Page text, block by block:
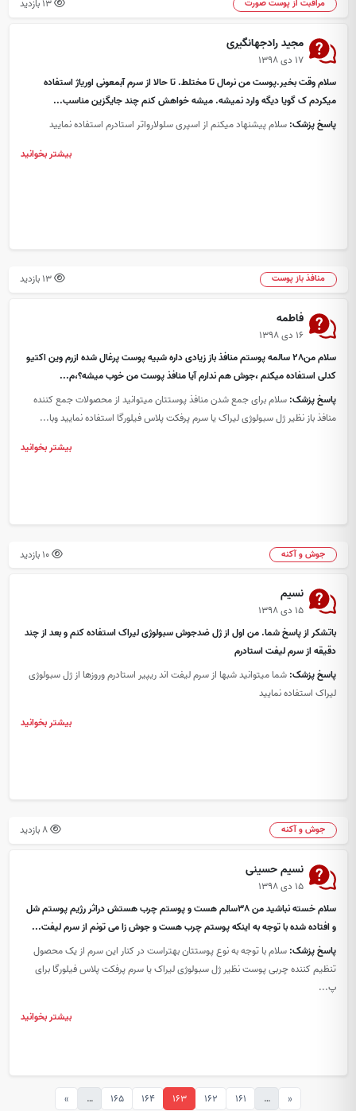
مراقبت از پوست صورت 13 بازدید
مجید رادجهانگیری
۱۷ دی ۱۳۹۸
سلام وقت بخیر.پوست من نرمال تا مختلط. تا حالا از سرم آبمعونی اوریاژ استفاده
میکردم ک گویا دیگه وارد نمیشه. میشه خواهش کنم چند جایگزین مناسب...
پاسخ پزشک: سلام پیشنهاد میکنم از اسپری سلولارواتر استادرم استفاده نمایید
بیشتر بخوانید
منافذ باز پوست 13 بازدید
فاطمه
۱۶ دی ۱۳۹۸
سلام من28 سالمه پوستم منافذ باز زیادی داره شبیه پوست پرغال شده ازرم وین اکتیو
کدلی استفاده میکنم ،جوش هم ندارم آیا منافذ پوست من خوب میشه؟،م...
پاسخ پزشک: سلام برای جمع شدن منافذ پوستتان میتوانید از محصولات جمع کننده
منافذ باز نظیر ژل سبولوژی لیراک یا سرم پرفکت پلاس فیلورگا استفاده نمایید وبا...
بیشتر بخوانید
جوش و آکنه 10 بازدید
نسیم
۱۵ دی ۱۳۹۸
باتشکر از پاسخ شما. من اول از ژل ضدجوش سبولوژی لیراک استفاده کنم و بعد از چند
دقیقه از سرم لیفت استادرم
پاسخ پزشک: شما میتوانید شبها از سرم لیفت اند ریپیر استادرم وروزها از ژل سبولوژی
لیراک استفاده نمایید
بیشتر بخوانید
جوش و آکنه 8 بازدید
نسیم حسینی
۱۵ دی ۱۳۹۸
سلام خسته نباشید من 38سالم هست و پوستم چرب هستش دراثر رژیم پوستم شل
و افتاده شده با توجه به اینکه پوستم چرب هست و جوش زا می تونم از سرم لیفت...
پاسخ پزشک: سلام با توجه به نوع پوستتان بهتراست در کنار این سرم از یک محصول
تنظیم کننده چربی پوست نظیر ژل سبولوژی لیراک یا سرم پرفکت پلاس فیلورگا برای
پ...
بیشتر بخوانید
«
…
161
162
163
164
165
…
»